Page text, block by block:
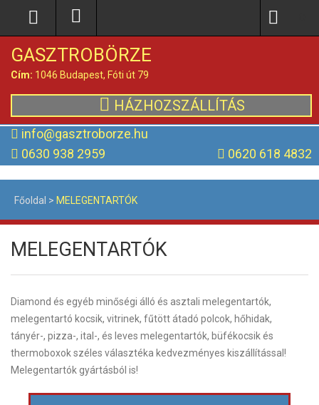
GASZTROBÖRZE
Cím: 1046 Budapest, Fóti út 79
HÁZHOZSZÁLLÍTÁS
info@gasztroborze.hu
0630 938 2959
0620 618 4832
Főoldal > MELEGENTARTÓK
MELEGENTARTÓK
Diamond és egyéb minőségi álló és asztali melegentartók,
melegentartó kocsik, vitrinek, fűtött átadó polcok, hőhidak,
tányér-, pizza-, ital-, és leves melegentartók, büfékocsik és
thermoboxok széles választéka kedvezményes kiszállítással!
Melegentartók gyártásból is!